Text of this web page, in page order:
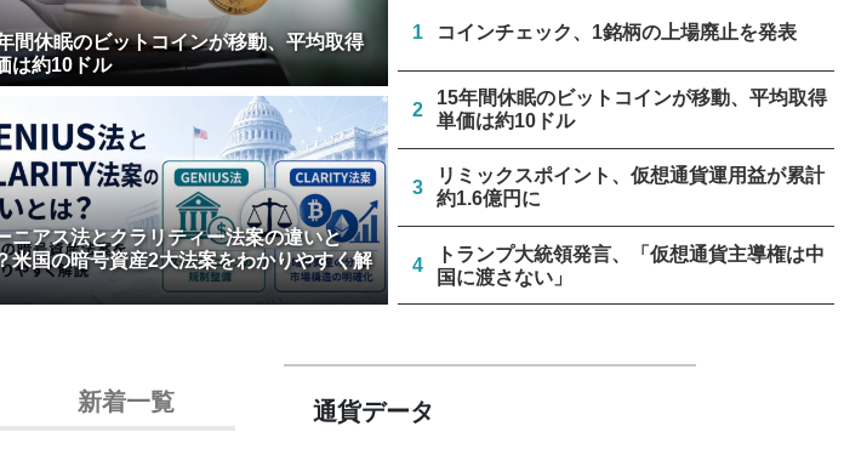
間休眠のビットコインが移動、平均取得
は約10ドル
ニアス法とクラリティー法案の違いと
米国の暗号資産2大法案をわかりやすく解
1 コインチェック、1銘柄の上場廃止を発表
2
15年間休眠のビットコインが移動、平均取得
単価は約10ドル
3
リミックスポイント、仮想通貨運用益が累計
約1.6億円に
4
トランプ大統領発言、「仮想通貨主導権は中
国に渡さない」
新着一覧 通貨データ